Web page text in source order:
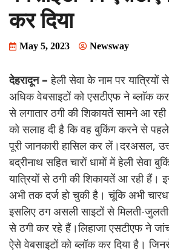
कर दिया
May 5, 2023 Newsway
देहरादून –हेली सेवा के नाम पर यात्रियों
अधिक वेबसाइटों को एसटीएफ ने ब्लाॅक कर
से लगातार ठगी की शिकायतें सामने आ
को सलाह दी है कि वह बुकिंग करने से
पूरी जानकारी हासिल कर लें।दरअसल,
बद्रीनाथ सहित चारों धामों में हेली सेवा
यात्रियों से ठगी की शिकायतें आ रही हैं।
अभी तक दर्ज हो चुकी है। चूंकि अभी
इसलिए ठग असली साइटों से मिलती-
से ठगी कर रहे हैं।लिहाजा एसटीएफ ने
ऐसे वेबसाइटों को ब्लॉक कर दिया है।